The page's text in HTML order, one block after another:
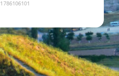
1786106101